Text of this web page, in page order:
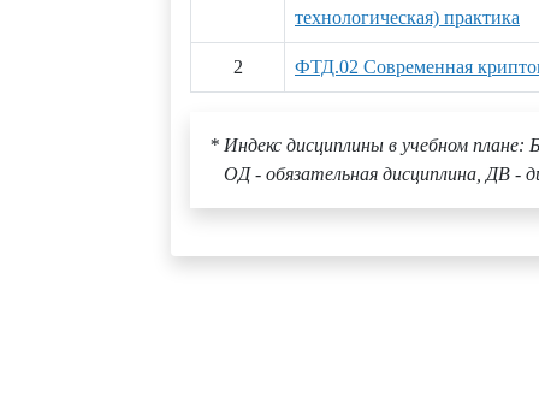
технологическая) практика
2 ФТД.02 Современная
* Индекс дисциплины в учебном плане:
ОД - обязательная дисциплина, ДВ -